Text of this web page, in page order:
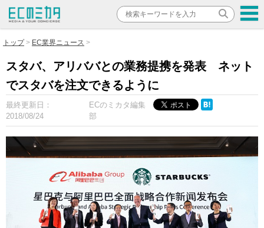
トップ EC業界ニュース
スタバ、アリババとの業務提携を発表 ネット
でスタバを注文できるように
最終更新日：
2018/08/24
ECのミカタ編集
部